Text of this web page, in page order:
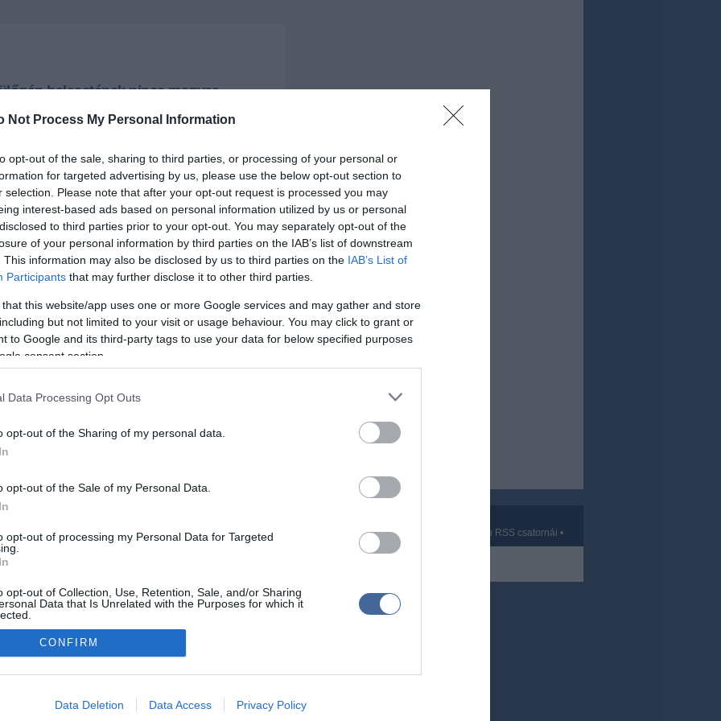
Not Process My Personal Information
opt-out of the sale, sharing to third parties, or processing of your personal or
for targeted advertising by us, please use the below opt-out section to
selection. Please note that after your opt-out request is processed you may
interest-based ads based on personal information utilized by us or personal
to third parties prior to your opt-out. You may separately opt-out of the
of your personal information by third parties on the IAB’s list of downstream
This information may also be disclosed by us to third parties on the IAB’s List of
Participants that may further disclose it to other third parties.
that this website/app uses one or more Google services and may gather and store
but not limited to your visit or usage behaviour. You may click to grant or
to Google and its third-party tags to use your data for below specified purposes
consent section.
Data Processing Opt Outs
opt-out of the Sharing of my personal data.
opt-out of the Sale of my Personal Data.
opt-out of processing my Personal Data for Targeted
opt-out of Collection, Use, Retention, Sale, and/or Sharing
Data that Is Unrelated with the Purposes for which it
allow Google to enable storage related to advertising like cookies on
CONFIRM
Data Deletion Data Access Privacy Policy
balesetének nincs magyar
+-
balesetének nincs magyar állampolgárságú
továbbra is folyamatos kapcsolatban
hatóságokkal és szükség esetén konzuljaink
segítséget megadni a térségben
- közölte Paczolay Máté, a Külgazdasági és
szóvivője.
idő szerint 13.39 perckor, felszállás közben
házba ütközött az Air India London-Gatwickbe tartó
Boeing 787 Dreamliner repülőgépe az ahmedabadi
Patel nemzetközi repülőtér közelében, Gujarat
kerületében.
•Adatvédelmi nyiltakozat•Fórum•Írj Nekünk!• Olvasói és moderálási alapelvek•Partnerek ma.hu RSS csatornái •